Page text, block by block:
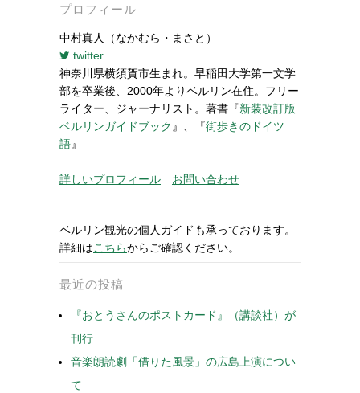
プロフィール
中村真人（なかむら・まさと）
twitter
神奈川県横須賀市生まれ。早稲田大学第一文学
部を卒業後、2000年よりベルリン在住。フリー
ライター、ジャーナリスト。著書『新装改訂版
ベルリンガイドブック 』、『街歩きのドイツ
語』
詳しいプロフィール お問い合わせ
ベルリン観光の個人ガイドも承っております。
詳細はこちらからご確認ください。
最近の投稿
『おとうさんのポストカード』（講談社）が
刊行
音楽朗読劇「借りた風景」の広島上演につい
て